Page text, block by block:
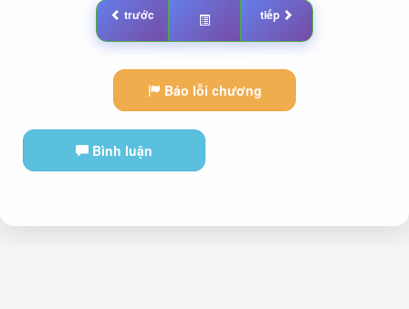
trước tiếp
Báo lỗi chương
Bình luận